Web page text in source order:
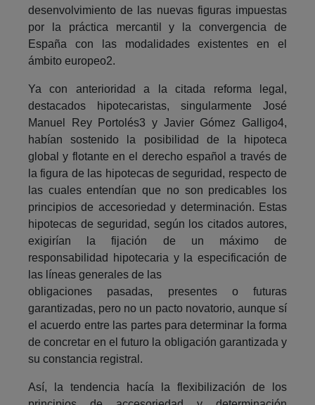
desenvolvimiento de las nuevas figuras impuestas
por la práctica mercantil y la convergencia de
España con las modalidades existentes en el
ámbito europeo2.
Ya con anterioridad a la citada reforma legal,
destacados hipotecaristas, singularmente José
Manuel Rey Portolés3 y Javier Gómez Galligo4,
habían sostenido la posibilidad de la hipoteca
global y flotante en el derecho español a través de
la figura de las hipotecas de seguridad, respecto de
las cuales entendían que no son predicables los
principios de accesoriedad y determinación. Estas
hipotecas de seguridad, según los citados autores,
exigirían la fijación de un máximo de
responsabilidad hipotecaria y la especificación de
las líneas generales de las
obligaciones pasadas, presentes o futuras
garantizadas, pero no un pacto novatorio, aunque sí
el acuerdo entre las partes para determinar la forma
de concretar en el futuro la obligación garantizada y
su constancia registral.
Así, la tendencia hacía la flexibilización de los